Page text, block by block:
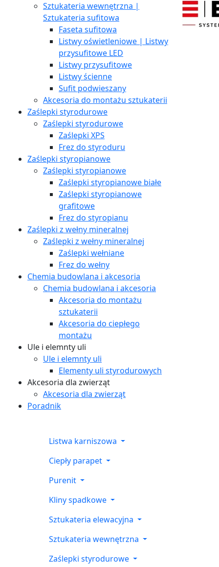
Sztukateria wewnętrzna |
Sztukateria sufitowa
Faseta sufitowa
Listwy oświetleniowe | Listwy
przysufitowe LED
Listwy przysufitowe
Listwy ścienne
Sufit podwieszany
Akcesoria do montażu sztukaterii
Zaślepki styrodurowe
Zaślepki styrodurowe
Zaślepki XPS
Frez do styroduru
Zaślepki styropianowe
Zaślepki styropianowe
Zaślepki styropianowe białe
Zaślepki styropianowe
grafitowe
Frez do styropianu
Zaślepki z wełny mineralnej
Zaślepki z wełny mineralnej
Zaślepki wełniane
Frez do wełny
Chemia budowlana i akcesoria
Chemia budowlana i akcesoria
Akcesoria do montażu
sztukaterii
Akcesoria do ciepłego
montażu
Ule i elemnty uli
Ule i elemnty uli
Elementy uli styrodurowych
Akcesoria dla zwierząt
Akcesoria dla zwierząt
Poradnik
Listwa karniszowa
Ciepły parapet
Purenit
Kliny spadkowe
Sztukateria elewacyjna
Sztukateria wewnętrzna
Zaślepki styrodurowe